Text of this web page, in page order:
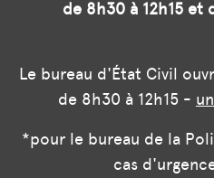
de 8h30 à 12h15 et
Le bureau d'État Civil
de 8h30 à 12h15 -
*pour le bureau de la
cas